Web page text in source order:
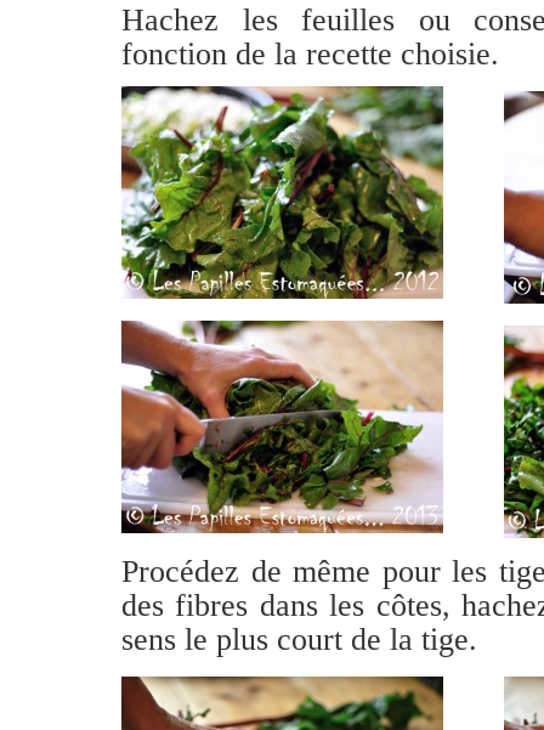
Hachez les feuilles ou
fonction de la recette choisie.
Procédez de même pour les
des fibres dans les côtes,
sens le plus court de la tige.